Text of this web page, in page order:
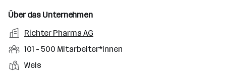
s
r
t
n
e
b
n
s
m
o
d
e
t
o
t
u
s
f
l
f
n
e
S
Über das Unternehmen
A
r
e
Richter Pharma AG
M
i
t
101 - 500 Mitarbeiter*innen
S
Wels